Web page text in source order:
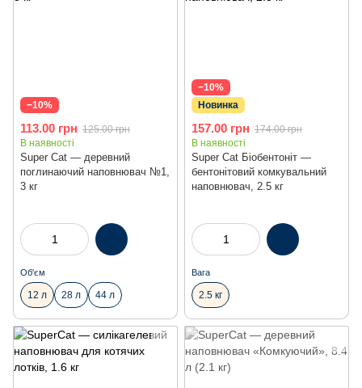
−10%
Super Cat — деревний
поглинаючий наповнювач №1,
3 кг
113.00 грн 125.00 грн
В наявності
Об'єм
12 л 28 л 44 л
−10%
Новинка
Super Cat Біобентоніт —
бентонітовий комкувальний
наповнювач, 2.5 кг
157.00 грн 174.00 грн
В наявності
Вага
2.5 кг